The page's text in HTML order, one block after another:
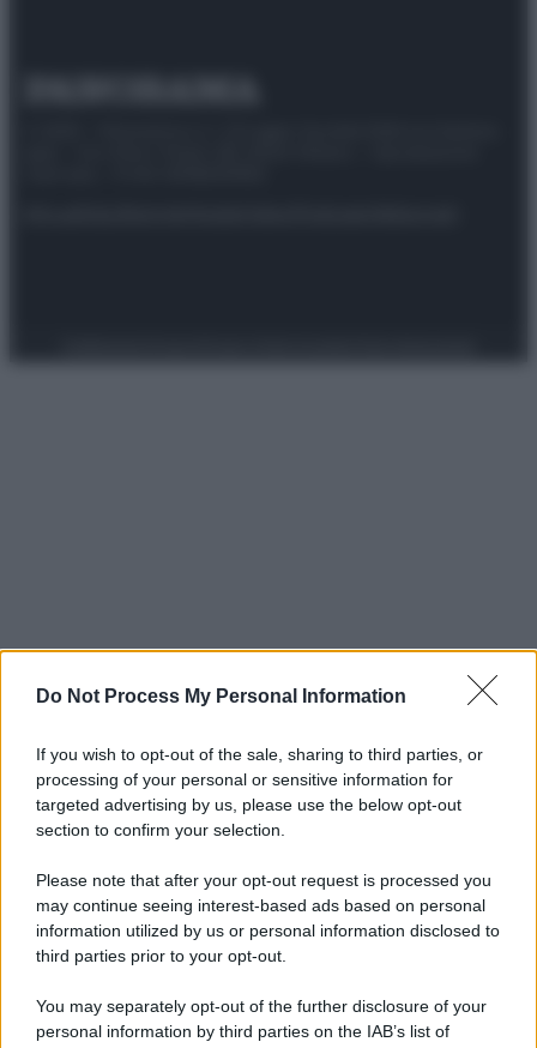
Do Not Process My Personal Information
If you wish to opt-out of the sale, sharing to third parties, or
processing of your personal or sensitive information for
targeted advertising by us, please use the below opt-out
section to confirm your selection.
Please note that after your opt-out request is processed you
may continue seeing interest-based ads based on personal
information utilized by us or personal information disclosed to
third parties prior to your opt-out.
You may separately opt-out of the further disclosure of your
personal information by third parties on the IAB’s list of